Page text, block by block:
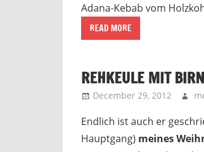
Adana-Kebab vom
READ MORE
REHKEULE MIT
December 29, 2012
Endlich ist auch er
Hauptgang) meines